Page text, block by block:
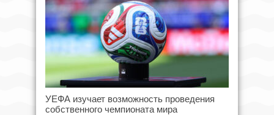
УЕФА изучает возможность проведения
собственного чемпионата мира